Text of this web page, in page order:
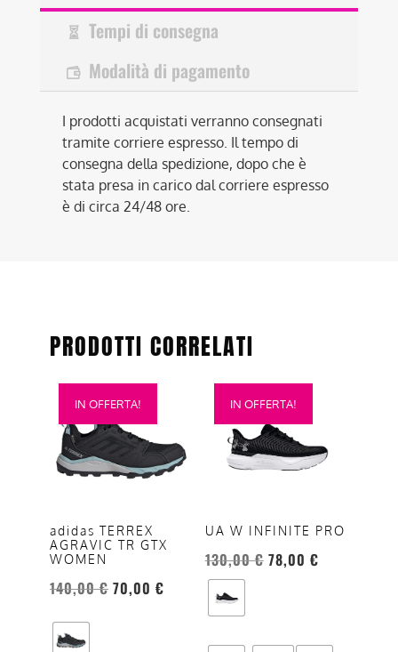
Tempi di consegna
Modalità di pagamento
I prodotti acquistati verranno consegnati
tramite corriere espresso. Il tempo di
consegna della spedizione, dopo che è
stata presa in carico dal corriere espresso
è di circa 24/48 ore.
PRODOTTI CORRELATI
IN OFFERTA!
adidas TERREX
AGRAVIC TR GTX
WOMEN
140,00€ 70,00 €
Questo
prodotto
ha
più
varianti.
opzioni
possono
essere
scelte
pagina
IN OFFERTA!
UA W INFINITE PRO
130,00€ 78,00 €
Questo
prodotto
opzioni
essere
scelte
nella